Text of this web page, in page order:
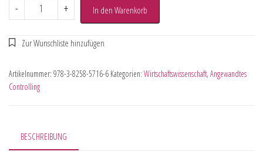
- + In den Warenkorb
Artikelnummer: 978-3-8258-5716-6 Kategorien: Wirtschaftswissenschaft, Angewandtes
Controlling
BESCHREIBUNG